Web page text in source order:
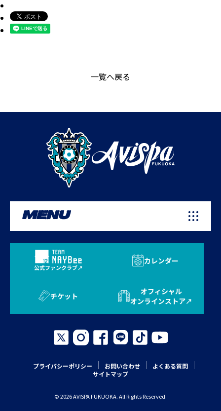
一覧へ戻る
MENU
公式ファンクラブ
カレンダー
チケット
オフィシャル
オンラインストア
プライバシーポリシー お問い合わせ
よくある質問
サイトマップ
© 2026 AVISPA FUKUOKA. All Rights Reserved.